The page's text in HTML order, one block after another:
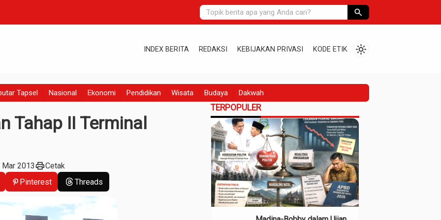
search
INDEX BERITA REDAKSI KEBIJAKAN PRIVASI KODE ETIK light_mode
Tapsel Nasional Ekonomi Pendidikan Wisata Budaya Dakwah
Tahap II Terminal
2013printCetak
Pinterest Threads
TERPOPULER